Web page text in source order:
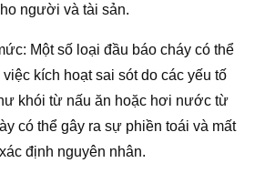
người và tài sản.
Một số loại đầu báo cháy có thể
kích hoạt sai sót do các yếu tố
khói từ nấu ăn hoặc hơi nước từ
có thể gây ra sự phiền toái và mất
định nguyên nhân.